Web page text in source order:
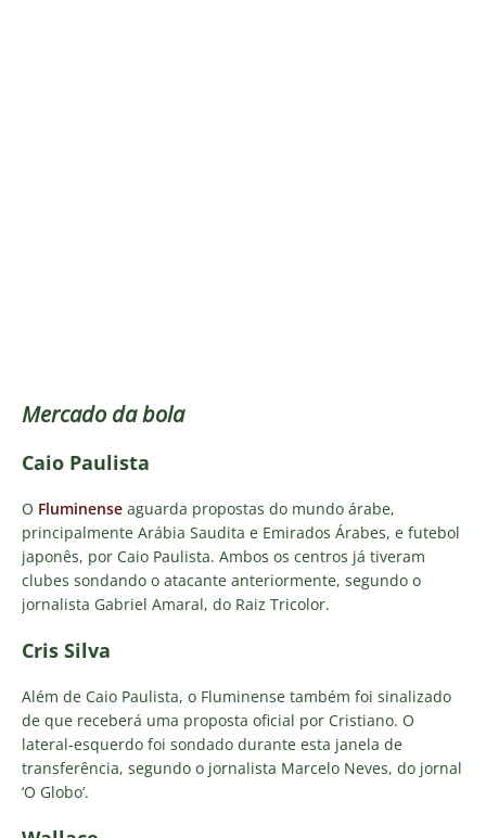
Mercado da bola
Caio Paulista
O Fluminense aguarda propostas do mundo árabe,
principalmente Arábia Saudita e Emirados Árabes, e futebol
japonês, por Caio Paulista. Ambos os centros já tiveram
clubes sondando o atacante anteriormente, segundo o
jornalista Gabriel Amaral, do Raiz Tricolor.
Cris Silva
Além de Caio Paulista, o Fluminense também foi sinalizado
de que receberá uma proposta oficial por Cristiano. O
lateral-esquerdo foi sondado durante esta janela de
transferência, segundo o jornalista Marcelo Neves, do jornal
‘O Globo’.